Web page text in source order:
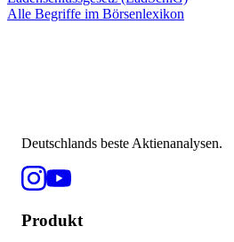
Alle Begriffe im Börsenlexikon
Deutschlands beste Aktienanalysen.
Produkt